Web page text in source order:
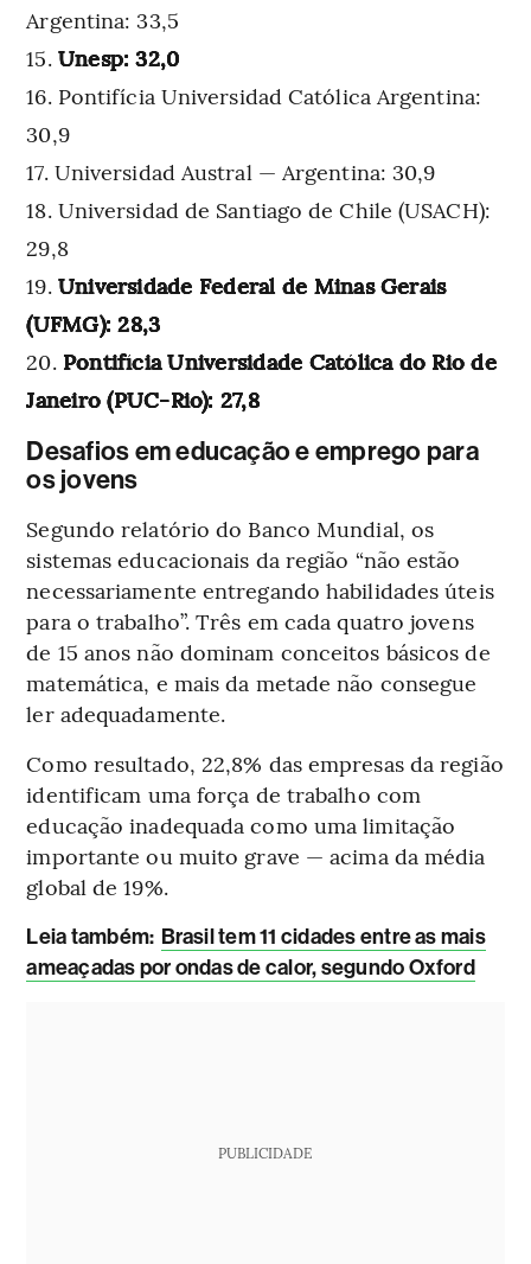
Argentina: 33,5
Unesp: 32,0
Pontifícia Universidad Católica Argentina:
30,9
Universidad Austral — Argentina: 30,9
Universidad de Santiago de Chile (USACH):
29,8
Universidade Federal de Minas Gerais
(UFMG): 28,3
Pontifícia Universidade Católica do Rio de
Janeiro (PUC-Rio): 27,8
Desafios em educação e emprego para
os jovens
Segundo relatório do Banco Mundial, os
sistemas educacionais da região “não estão
necessariamente entregando habilidades úteis
para o trabalho”. Três em cada quatro jovens
de 15 anos não dominam conceitos básicos de
matemática, e mais da metade não consegue
ler adequadamente.
Como resultado, 22,8% das empresas da região
identificam uma força de trabalho com
educação inadequada como uma limitação
importante ou muito grave — acima da média
global de 19%.
Leia também: Brasil tem 11 cidades entre as mais
ameaçadas por ondas de calor, segundo Oxford
PUBLICIDADE